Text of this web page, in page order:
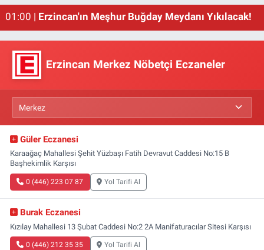
01:00 | Erzincan'ın Meşhur Buğday Meydanı Yıkılacak!
Erzincan Merkez Nöbetçi Eczaneler
Güler Eczanesi
Karaağaç Mahallesi Şehit Yüzbaşı Fatih Devravut Caddesi No:15 B
Başhekimlik Karşısı
0 (446) 223 07 87 Yol Tarifi Al
Burak Eczanesi
Kızılay Mahallesi 13 Şubat Caddesi No:2 2A Manifaturacılar Sitesi Karşısı
0 (446) 212 35 35 Yol Tarifi Al